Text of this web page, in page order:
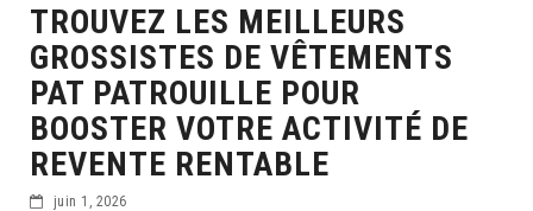
TROUVEZ LES MEILLEURS
GROSSISTES DE VÊTEMENTS
PAT PATROUILLE POUR
BOOSTER VOTRE ACTIVITÉ DE
REVENTE RENTABLE
juin 1, 2026